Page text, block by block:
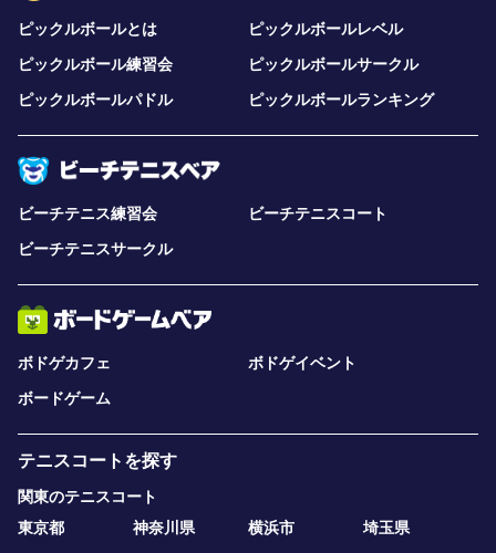
ピックルボールとは
ピックルボールレベル
ピックルボール練習会
ピックルボールサークル
ピックルボールパドル
ピックルボールランキング
ビーチテニス練習会
ビーチテニスコート
ビーチテニスサークル
ボドゲカフェ
ボドゲイベント
ボードゲーム
テニスコートを探す
関東のテニスコート
東京都
神奈川県 横浜市
埼玉県